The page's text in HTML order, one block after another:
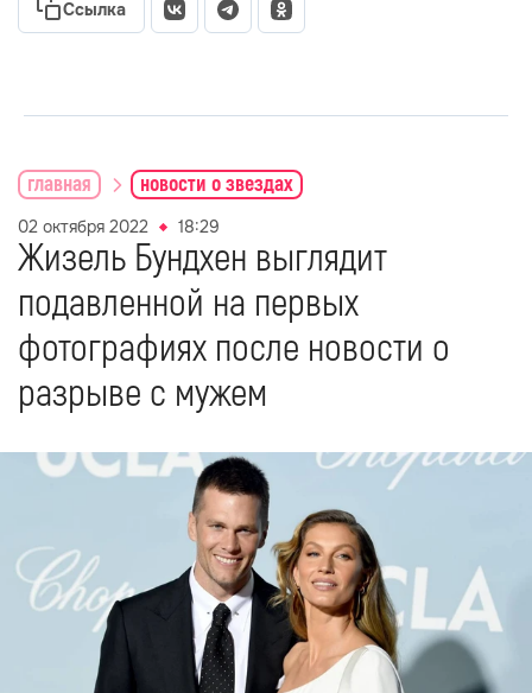
Ссылка
главная новости о звездах
02 октября 2022 18:29
Жизель Бундхен выглядит
подавленной на первых
фотографиях после новости о
разрыве с мужем